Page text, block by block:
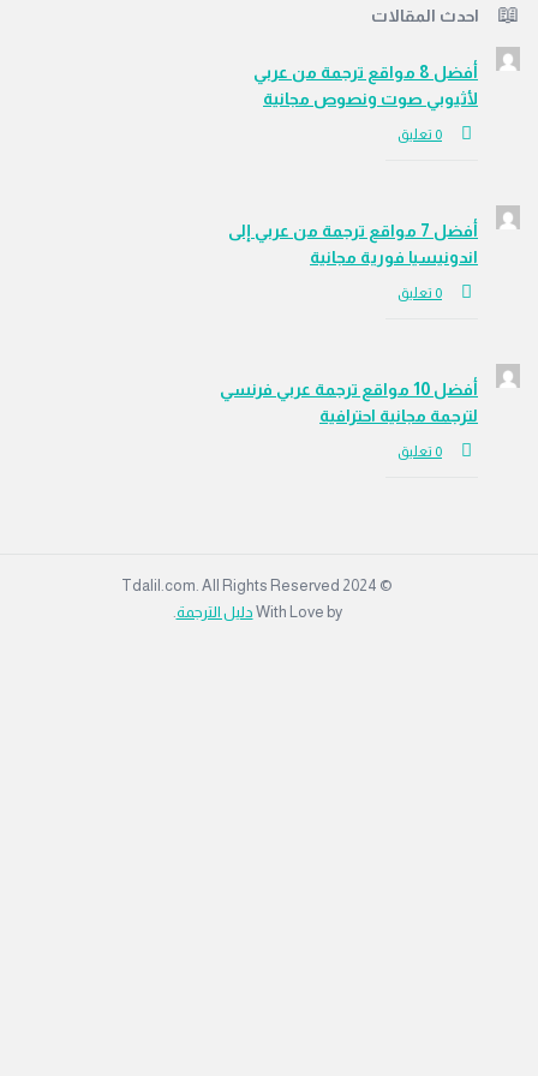
احدث المقالات
أفضل 8 مواقع ترجمة من عربي
لأثيوبي صوت ونصوص مجانية
أفضل 7 مواقع ترجمة من عربي إلى
اندونيسيا فورية مجانية
أفضل 10 مواقع ترجمة عربي فرنسي
لترجمة مجانية احترافية
With Love by دليل الترجمة.